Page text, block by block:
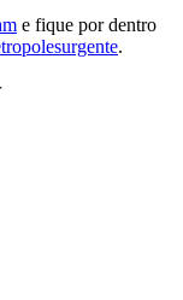
e fique por dentro
.